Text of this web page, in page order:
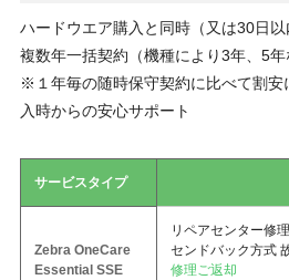
ハードウエア購入と同時（又は30日
複数年一括契約（機種により3年、5年
※１年毎の随時保守契約に比べて割安
入時からの安心サポート
サービスタイプ
Zebra OneCare
Essential SSE
リペアセンター修理
センドバック方式
修理ご返却